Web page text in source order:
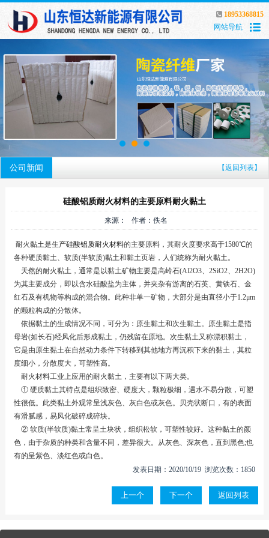
18953368815
网站导航
公司新闻 【返回列表】
硅酸铝质耐火材料的主要原料耐火黏土
来源： 作者：佚名
耐火黏土是生产硅酸铝质耐火材料的主要原料，其耐火度要求高于1580℃的
各种硬质黏土、软质(半软质)黏土和黏土页岩，人们统称为耐火黏土。
天然的耐火黏土，通常是以黏土矿物主要是高岭石(Al2O3、2SiO2、2H2O)
为其主要成分，即以含水硅酸盐为主体，并夹杂有游离的石英、黄铁石、金
红石及有机物等构成的混合物。此种非单一矿物，大部分是由直径小于1.2μm
的颗粒构成的分散体。
依据黏土的生成情况不同，可分为：原生黏土和次生黏土。原生黏土是指
母岩(如长石)经风化后形成黏土，仍残留在原地。次生黏土又称漂积黏土，
它是由原生黏土在自然动力条件下转移到其他地方再沉积下来的黏土，其粒
度细小，分散度大，可塑性高。
耐火材料工业上应用的耐火黏土，主要有以下两大类。
① 硬质黏土其特点是组织致密、硬度大，颗粒极细，遇水不易分散，可塑
性很低。此类黏土外观常呈浅灰色、灰白色或灰色。贝壳状断口，有的表面
有滑腻感，易风化破碎成碎块。
② 软质(半软质)黏土常呈土块状，组织松软，可塑性较好。这种黏土的颜
色，由于杂质的种类和含量不同，差异很大。从灰色、深灰色，直到黑色;也
有的呈紫色、淡红色或白色。
发表日期：2020/10/19 浏览次数：1850
上一个 下一个 返回列表